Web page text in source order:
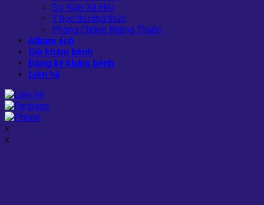
Sự Kiện Xã Hội
Y học thường thức
Phòng Chống Kháng Thuốc
Album ảnh
Giờ khám bệnh
Đăng ký khám bệnh
Liên hệ
x
x